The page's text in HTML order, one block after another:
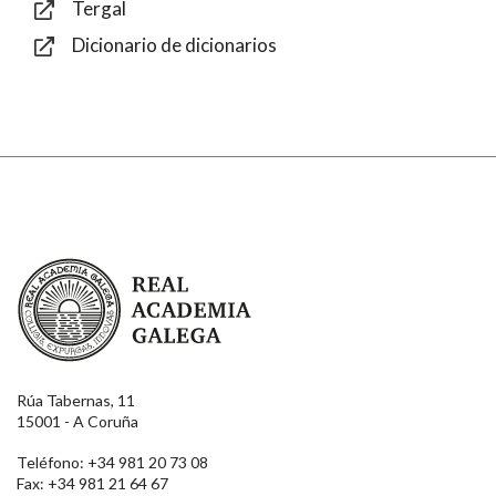
Tergal
Dicionario de dicionarios
Real Academia Galega
Rúa Tabernas, 11
15001 - A Coruña
Teléfono: +34 981 20 73 08
Fax: +34 981 21 64 67